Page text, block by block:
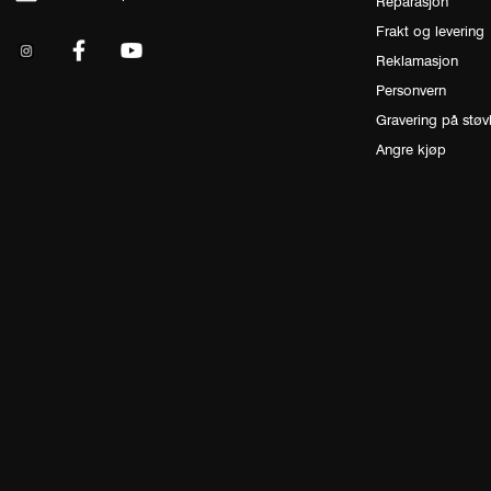
Frakt og levering
Reklamasjon
Personvern
Gravering på
Angre kjøp